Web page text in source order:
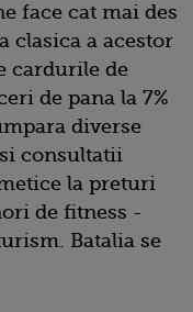
face cat mai des
clasica a acestor
cardurile de
de pana la 7%
diverse
consultatii
la preturi
de fitness -
Batalia se